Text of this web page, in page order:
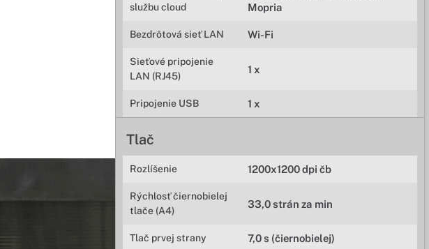
službu cloud
Mopria
Bezdrôtová sieť LAN Wi-Fi
Sieťové pripojenie
LAN (RJ45)
1 x
Pripojenie USB 1 x
Tlač
Rozlíšenie 1200x1200 dpi čb
Rýchlosť čiernobielej
tlače (A4)
33,0 strán za min
Tlač prvej strany 7,0 s (čiernobielej)